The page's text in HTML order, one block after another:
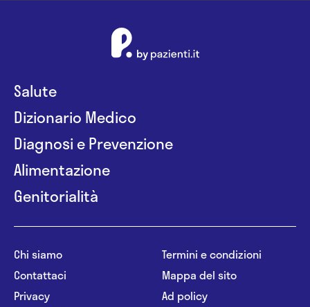
Salute
Dizionario Medico
Diagnosi e Prevenzione
Alimentazione
Genitorialità
Chi siamo
Contattaci
Privacy
Termini e condizioni
Mappa del sito
Ad policy